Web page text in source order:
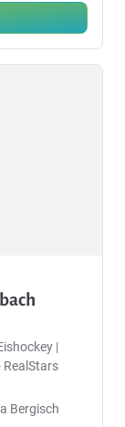
|
RealStars
Bergisch